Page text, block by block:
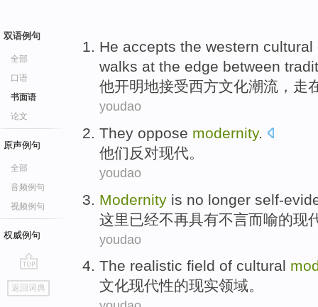
双语例句
全部
口语
书面语
论文
原声例句
全部
音频例句
视频例句
权威例句
go
top
返回词典
He accepts the western cultural
walks at the edge between
他开明地接受西方文化潮流 ， 走
youdao
They oppose modernity.
他们 反对现代。
youdao
Modernity is no longer self-
这里已经不再具有不言而喻的现
youdao
The realistic field of cultural
文化现代性的现实领域。